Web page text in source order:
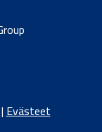
Evästeet